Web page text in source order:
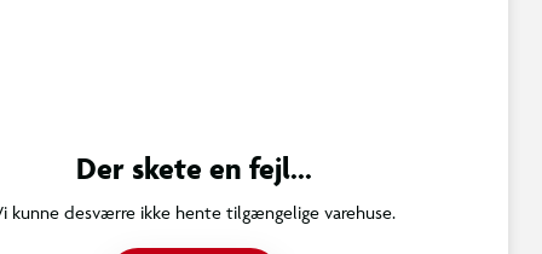
Der skete en fejl...
kunne desværre ikke hente tilgængelige varehuse.